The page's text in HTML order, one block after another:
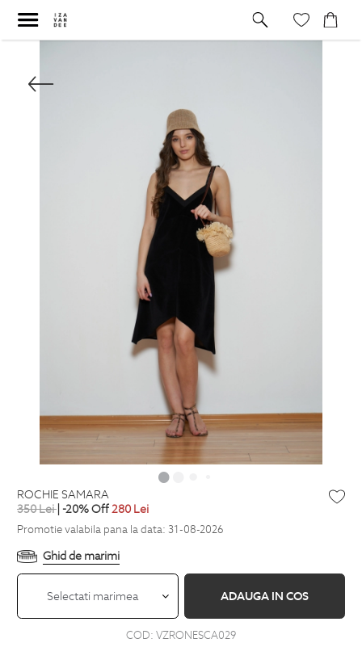
ROCHIE SAMARA
350Lei| -20% Off280 Lei
Promotie valabila pana la data: 31-08-2026
Ghid de marimi
Selectati marimea ADAUGA IN COS
COD: VZRONESCA029